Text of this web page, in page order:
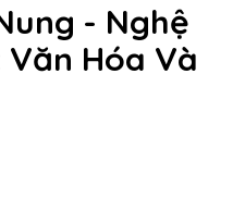
- Nghệ
Hóa Và